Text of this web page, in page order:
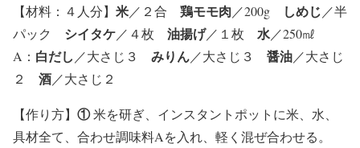
【材料 ：４人分】 米／２合 鶏モモ肉 ／200g しめじ ／半
パック シイタケ／４枚 油揚げ／１枚 水／250㎖
A： 白だし ／大さじ３ みりん／大さじ３ 醤油／大さじ
２ 酒／大さじ２
【作り方】 ①米を研ぎ、インスタントポットに米、水、
具材全て、合わせ調味料Aを入れ、軽く混ぜ合わせる。